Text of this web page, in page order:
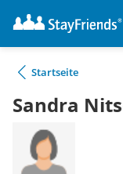
Startseite
Sandra